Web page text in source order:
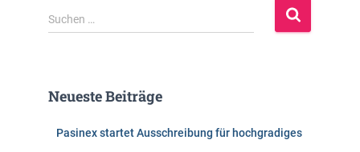
S
u
n
Suchen …
Neueste Beiträge
Pasinex startet Ausschreibung für hochgradiges